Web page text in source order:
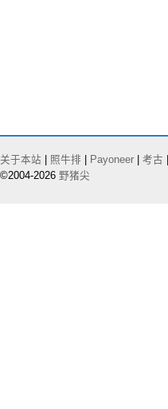
关于本站 照牛排 Payoneer 考古
©2004-2026 野猪尖